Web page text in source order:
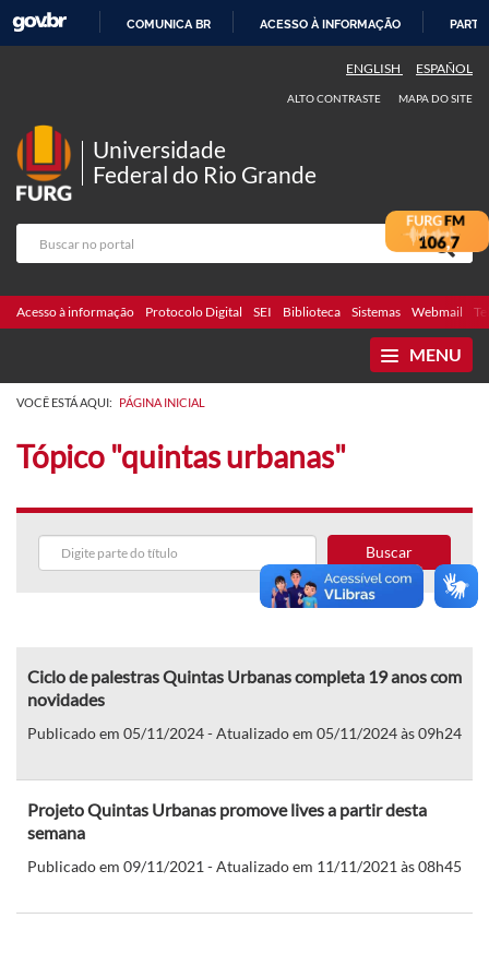
COMUNICA BR ACESSO À INFORMAÇÃO
ENGLISH ESPAÑOL
ALTO CONTRASTE MAPA DO SITE
Universidade
Federal do Rio Grande
Acesso à informação Protocolo Digital SEI Biblioteca Sistemas Webmail
MENU
VOCÊ ESTÁ AQUI: PÁGINA INICIAL
Tópico "quintas urbanas"
Buscar
Ciclo de palestras Quintas Urbanas completa 19 anos com
novidades
Publicado em 05/11/2024 - Atualizado em 05/11/2024 às 09h24
Projeto Quintas Urbanas promove lives a partir desta
semana
Publicado em 09/11/2021 - Atualizado em 11/11/2021 às 08h45